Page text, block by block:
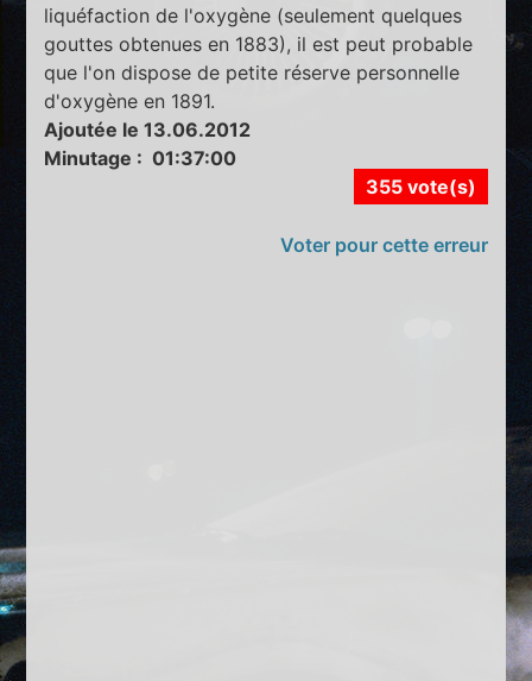
liquéfaction de l'oxygène (seulement quelques
gouttes obtenues en 1883), il est peut probable
que l'on dispose de petite réserve personnelle
d'oxygène en 1891.
Ajoutée le 13.06.2012
Minutage : 01:37:00
355 vote(s)
Voter pour cette erreur